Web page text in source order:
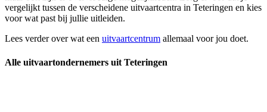
vergelijkt tussen de verscheidene uitvaartcentra in Teteringen en kies
voor wat past bij jullie uitleiden.
Lees verder over wat een uitvaartcentrum allemaal voor jou doet.
Alle uitvaartondernemers uit Teteringen